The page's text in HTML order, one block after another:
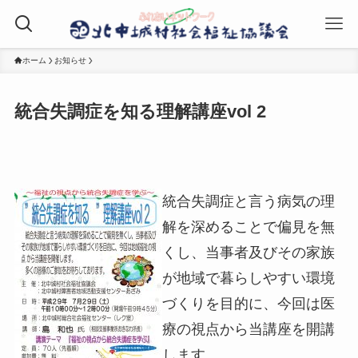
ホーム お知らせ
統合失調症を知る理解講座vol 2
統合失調症と言う病気の理
解を深めることで偏見を無
くし、当事者及びその家族
が地域で暮らしやすい環境
づくりを目的に、今回は医
療の視点から当講座を開講
します。